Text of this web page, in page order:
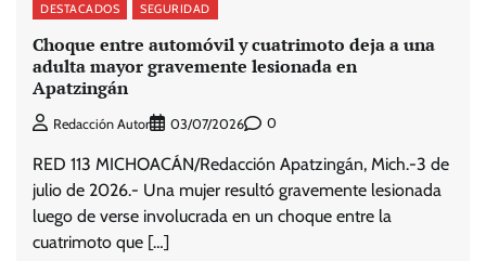
DESTACADOS SEGURIDAD
Choque entre automóvil y cuatrimoto deja a una
adulta mayor gravemente lesionada en
Apatzingán
Redacción Autor 03/07/2026 0
RED 113 MICHOACÁN/Redacción Apatzingán, Mich.-3 de
julio de 2026.- Una mujer resultó gravemente lesionada
luego de verse involucrada en un choque entre la
cuatrimoto que […]